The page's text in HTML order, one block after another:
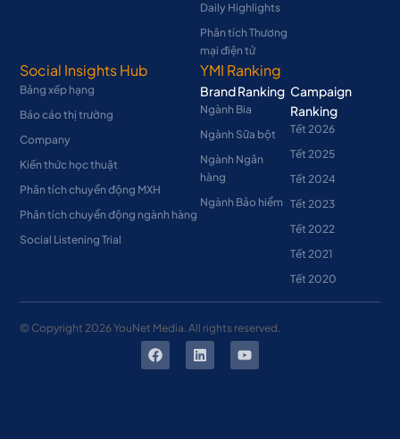
Daily Highlights
Phân tích Thương
mại điện tử
Social Insights Hub
Bảng xếp hạng
Báo cáo thị trường
Company
Kiến thức học thuật
Phân tích chuyển động MXH
Phân tích chuyển động ngành hàng
Social Listening Trial
YMI Ranking
Brand Ranking
Ngành Bia
Ngành Sữa bột
Ngành Ngân
hàng
Ngành Bảo hiểm
Campaign
Ranking
Tết 2026
Tết 2025
Tết 2024
Tết 2023
Tết 2022
Tết 2021
Tết 2020
© Copyright 2026YouNet Media. All rights reserved.